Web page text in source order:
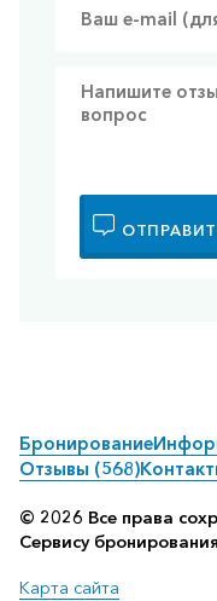
Бронирование
Отзывы (568)
© 2026 Все права
Сервису
Карта сайта